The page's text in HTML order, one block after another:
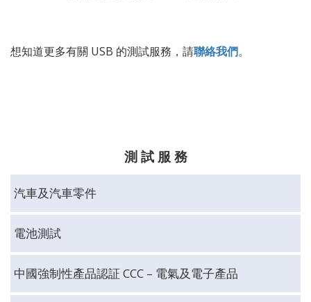
想知道更多有關 USB 的測試服務， 請聯絡我們。
測 試 服 務
汽車及汽車零件
電池測試
中國強制性產品認証 CCC – 電氣及電子產品